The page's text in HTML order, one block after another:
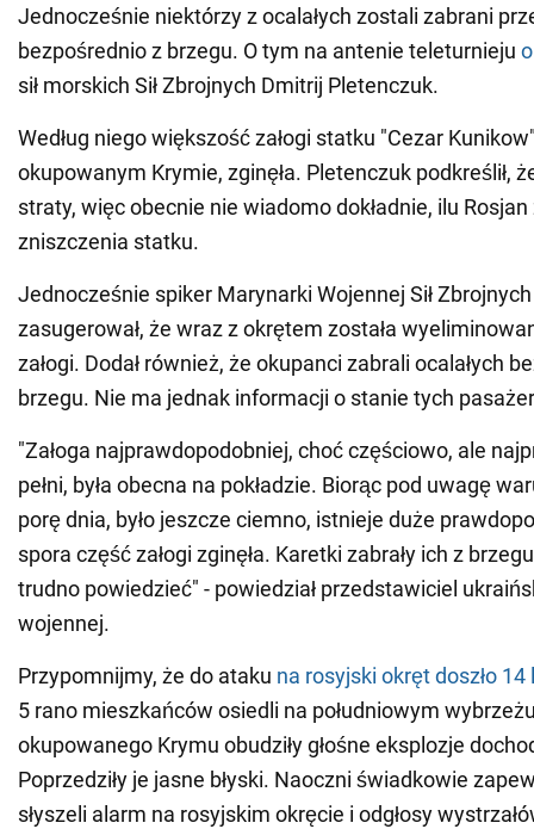
Jednocześnie niektórzy z ocalałych zostali zabrani
bezpośrednio z brzegu. O tym na antenie teleturnieju
sił morskich Sił Zbrojnych Dmitrij Pletenczuk.
Według niego większość załogi statku "Cezar
okupowanym Krymie, zginęła. Pletenczuk podkreślił,
straty, więc obecnie nie wiadomo dokładnie, ilu Rosjan
zniszczenia statku.
Jednocześnie spiker Marynarki Wojennej Sił
zasugerował, że wraz z okrętem została
załogi. Dodał również, że okupanci zabrali ocalałych
brzegu. Nie ma jednak informacji o stanie tych
"Załoga najprawdopodobniej, choć częściowo, ale
pełni, była obecna na pokładzie. Biorąc pod uwagę
porę dnia, było jeszcze ciemno, istnieje duże
spora część załogi zginęła. Karetki zabrały ich z
trudno powiedzieć" - powiedział przedstawiciel
wojennej.
Przypomnijmy, że do ataku na rosyjski okręt doszło 14
5 rano mieszkańców osiedli na południowym
okupowanego Krymu obudziły głośne eksplozje
Poprzedziły je jasne błyski. Naoczni świadkowie
słyszeli alarm na rosyjskim okręcie i odgłosy